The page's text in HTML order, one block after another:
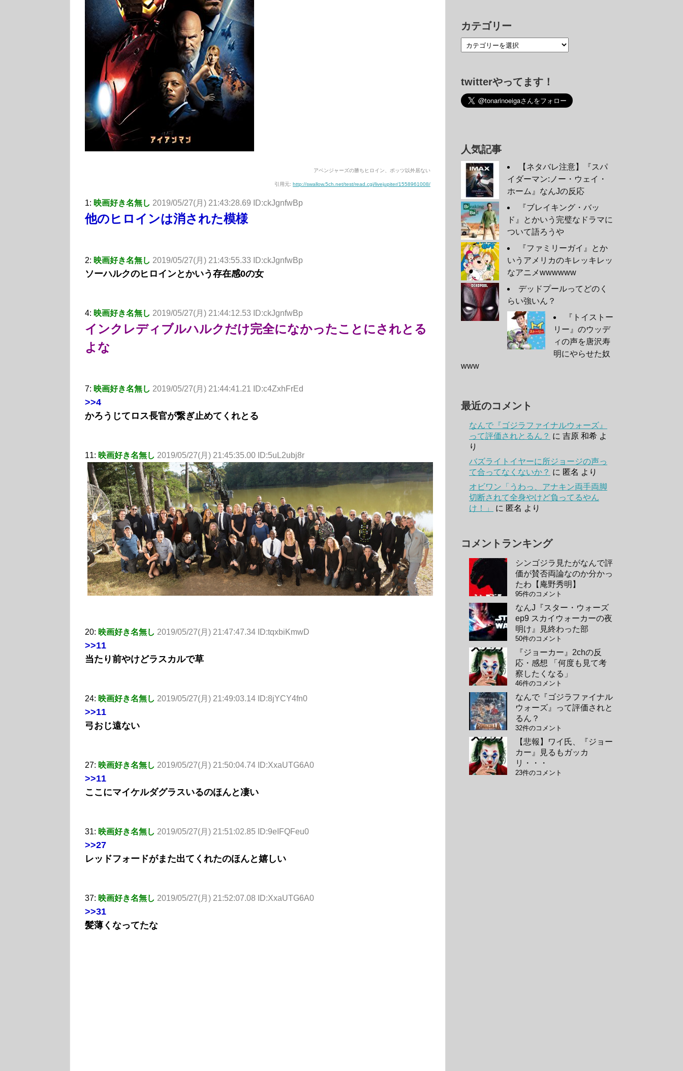
アベンジャーズの勝ちヒロイン、ポッツ以外居ない
引用元: http://swallow.5ch.net/test/read.cgi/livejupiter/1558961008/
1: 映画好き名無し 2019/05/27(月) 21:43:28.69 ID:ckJgnfwBp
他のヒロインは消された模様
2: 映画好き名無し 2019/05/27(月) 21:43:55.33 ID:ckJgnfwBp
ソーハルクのヒロインとかいう存在感0の女
4: 映画好き名無し 2019/05/27(月) 21:44:12.53 ID:ckJgnfwBp
インクレディブルハルクだけ完全になかったことにされとる
よな
7: 映画好き名無し 2019/05/27(月) 21:44:41.21 ID:c4ZxhFrEd
>>4
かろうじてロス長官が繋ぎ止めてくれとる
11: 映画好き名無し 2019/05/27(月) 21:45:35.00 ID:5uL2ubj8r
20: 映画好き名無し 2019/05/27(月) 21:47:47.34 ID:tqxbiKmwD
>>11
当たり前やけどラスカルで草
24: 映画好き名無し 2019/05/27(月) 21:49:03.14 ID:8jYCY4fn0
>>11
弓おじ遠ない
27: 映画好き名無し 2019/05/27(月) 21:50:04.74 ID:XxaUTG6A0
>>11
ここにマイケルダグラスいるのほんと凄い
31: 映画好き名無し 2019/05/27(月) 21:51:02.85 ID:9eIFQFeu0
>>27
レッドフォードがまた出てくれたのほんと嬉しい
37: 映画好き名無し 2019/05/27(月) 21:52:07.08 ID:XxaUTG6A0
>>31
髪薄くなってたな
カテゴリー
twitterやってます！
人気記事
【ネタバレ注意】『スパ
イダーマン:ノー・ウェイ・
ホーム』なんJの反応
『ブレイキング・バッ
ド』とかいう完璧なドラマに
ついて語ろうや
『ファミリーガイ』とか
いうアメリカのキレッキレッ
なアニメwwwwww
デッドプールってどのく
らい強いん？
『トイストー
リー』のウッデ
ィの声を唐沢寿
明にやらせた奴
www
最近のコメント
なんで『ゴジラファイナルウォーズ』
って評価されとるん？ に 吉原 和希 よ
り
バズライトイヤーに所ジョージの声っ
て合ってなくないか？ に 匿名 より
オビワン「うわっ、アナキン両手両脚
切断されて全身やけど負ってるやん
け！」
に 匿名 より
コメントランキング
シンゴジラ見たがなんで評
価が賛否両論なのか分かっ
たわ【庵野秀明】
95件のコメント
なんJ『スター・ウォーズ
ep9 スカイウォーカーの夜
明け』見終わった部
50件のコメント
『ジョーカー』2chの反
応・感想 「何度も見て考
察したくなる」
46件のコメント
なんで『ゴジラファイナル
ウォーズ』って評価されと
るん？
32件のコメント
【悲報】ワイ氏、『ジョー
カー』見るもガッカ
リ・・・
23件のコメント